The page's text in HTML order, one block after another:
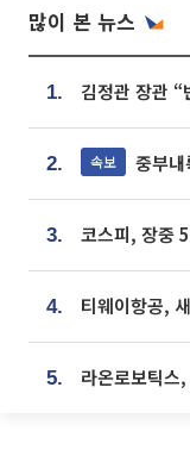
많이 본 뉴스
1.
2. 속보 중부
3.
4.
5.